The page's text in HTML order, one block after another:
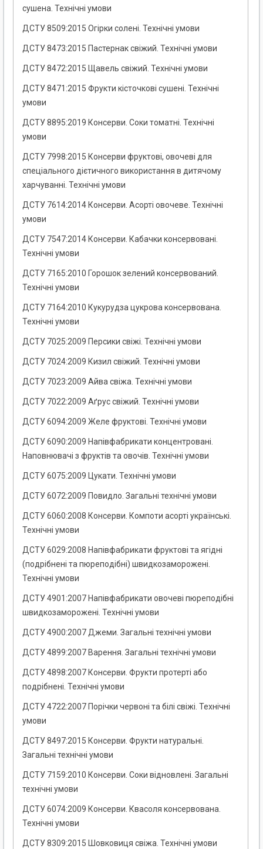
сушена. Технічні умови
ДСТУ 8509:2015 Огірки солені. Технічні умови
ДСТУ 8473:2015 Пастернак свіжий. Технічні умови
ДСТУ 8472:2015 Щавель свіжий. Технічні умови
ДСТУ 8471:2015 Фрукти кісточкові сушені. Технічні
умови
ДСТУ 8895:2019 Консерви. Соки томатні. Технічні
умови
ДСТУ 7998:2015 Консерви фруктові, овочеві для
спеціального дієтичного використання в дитячому
харчуванні. Технічні умови
ДСТУ 7614:2014 Консерви. Асорті овочеве. Технічні
умови
ДСТУ 7547:2014 Консерви. Кабачки консервовані.
Технічні умови
ДСТУ 7165:2010 Горошок зелений консервований.
Технічні умови
ДСТУ 7164:2010 Кукурудза цукрова консервована.
Технічні умови
ДСТУ 7025:2009 Персики свіжі. Технічні умови
ДСТУ 7024:2009 Кизил свіжий. Технічні умови
ДСТУ 7023:2009 Айва свіжа. Технічні умови
ДСТУ 7022:2009 Аґрус свіжий. Технічні умови
ДСТУ 6094:2009 Желе фруктові. Технічні умови
ДСТУ 6090:2009 Напівфабрикати концентровані.
Наповнювачі з фруктів та овочів. Технічні умови
ДСТУ 6075:2009 Цукати. Технічні умови
ДСТУ 6072:2009 Повидло. Загальні технічні умови
ДСТУ 6060:2008 Консерви. Компоти асорті українські.
Технічні умови
ДСТУ 6029:2008 Напівфабрикати фруктові та ягідні
(подрібнені та пюреподібні) швидкозаморожені.
Технічні умови
ДСТУ 4901:2007 Напівфабрикати овочеві пюреподібні
швидкозаморожені. Технічні умови
ДСТУ 4900:2007 Джеми. Загальні технічні умови
ДСТУ 4899:2007 Варення. Загальні технічні умови
ДСТУ 4898:2007 Консерви. Фрукти протерті або
подрібнені. Технічні умови
ДСТУ 4722:2007 Порічки червоні та білі свіжі. Технічні
умови
ДСТУ 8497:2015 Консерви. Фрукти натуральні.
Загальні технічні умови
ДСТУ 7159:2010 Консерви. Соки відновлені. Загальні
технічні умови
ДСТУ 6074:2009 Консерви. Квасоля консервована.
Технічні умови
ДСТУ 8309:2015 Шовковиця свіжа. Технічні умови